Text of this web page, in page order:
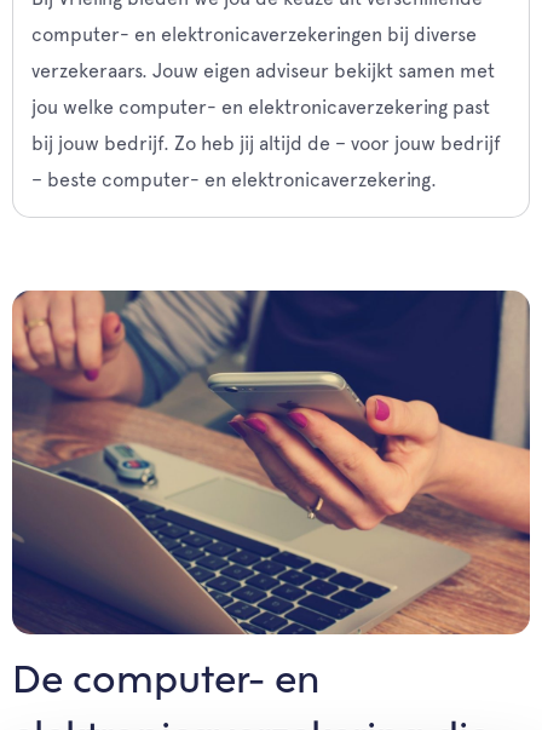
computer- en elektronicaverzekeringen bij diverse
verzekeraars. Jouw eigen adviseur bekijkt samen met
jou welke computer- en elektronicaverzekering past
bij jouw bedrijf. Zo heb jij altijd de – voor jouw bedrijf
– beste computer- en elektronicaverzekering.
De computer- en